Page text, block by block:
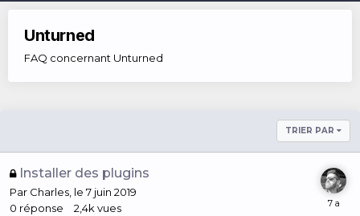
Unturned
FAQ concernant Unturned
TRIER PAR
Installer des plugins
Par Charles, le 7 juin 2019
0 réponse 2,4kvues